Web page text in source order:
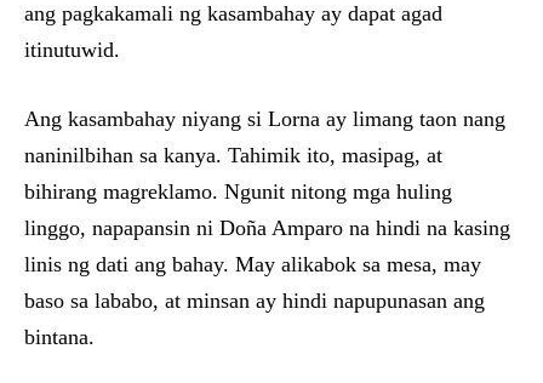
ang pagkakamali ng kasambahay ay dapat agad
itinutuwid.
Ang kasambahay niyang si Lorna ay limang taon nang
naninilbihan sa kanya. Tahimik ito, masipag, at
bihirang magreklamo. Ngunit nitong mga huling
linggo, napapansin ni Doña Amparo na hindi na kasing
linis ng dati ang bahay. May alikabok sa mesa, may
baso sa lababo, at minsan ay hindi napupunasan ang
bintana.